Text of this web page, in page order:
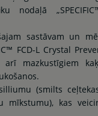
nodaļā
sastāvam un
FCD-L Crystal
arī mazkustīgiem
(smilts
mīkstumu), kas